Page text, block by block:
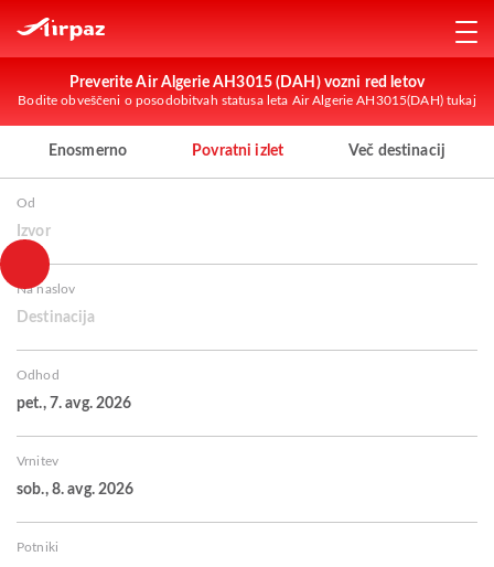
Preverite Air Algerie AH3015 (DAH) vozni red letov
Bodite obveščeni o posodobitvah statusa leta Air Algerie AH3015(DAH) tukaj
Enosmerno Povratni izlet Več destinacij
Od
Izvor
Na naslov
Destinacija
Odhod
pet., 7. avg. 2026
Vrnitev
sob., 8. avg. 2026
Potniki